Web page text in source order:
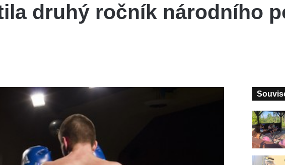
druhý ročník národního